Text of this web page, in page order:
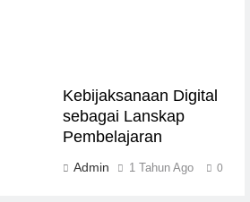
Kebijaksanaan Digital
sebagai Lanskap
Pembelajaran
Admin 1 Tahun Ago 0